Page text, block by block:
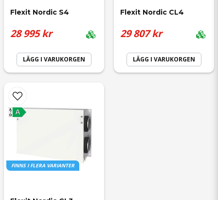
Flexit Nordic S4
28 995 kr
LÄGG I VARUKORGEN
Flexit Nordic CL4
29 807 kr
LÄGG I VARUKORGEN
FINNS I FLERA VARIANTER
A
A
G